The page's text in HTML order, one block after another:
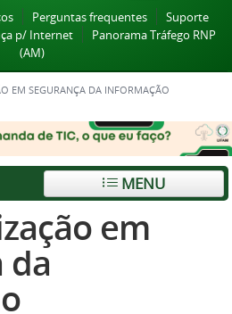
Perguntas frequentes
Suporte
p/ Internet
Panorama Tráfego RNP
(AM)
EM SEGURANÇA DA INFORMAÇÃO
MENU
em
da